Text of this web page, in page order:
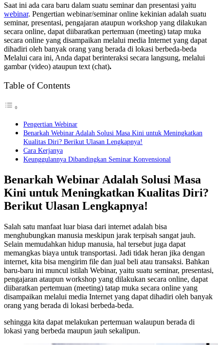
Saat ini ada cara baru dalam suatu seminar dan presentasi yaitu
webinar. Pengertian webinar/seminar online kekinian adalah suatu
seminar, presentasi, pengajaran ataupun workshop yang dilakukan
secara online, dapat diibaratkan pertemuan (meeting) tatap muka
secara online yang disampaikan melalui media Internet yang dapat
dihadiri oleh banyak orang yang berada di lokasi berbeda-beda
Melalui cara ini, Anda dapat berinteraksi secara langsung, melalui
gambar (video) ataupun text (chat).
Table of Contents
Pengertian Webinar
Benarkah Webinar Adalah Solusi Masa Kini untuk Meningkatkan
Kualitas Diri? Berikut Ulasan Lengkapnya!
Cara Kerjanya
Keunggulannya Dibandingkan Seminar Konvensional
Benarkah Webinar Adalah Solusi Masa
Kini untuk Meningkatkan Kualitas Diri?
Berikut Ulasan Lengkapnya!
Salah satu manfaat luar biasa dari internet adalah bisa
menghubungkan manusia meskipun jarak terpisah sangat jauh.
Selain memudahkan hidup manusia, hal tersebut juga dapat
memangkas biaya untuk transportasi. Jadi tidak heran jika dengan
internet, kita bisa mengirim file dan jual beli atau transaksi. Bahkan
baru-baru ini muncul istilah Webinar, yaitu suatu seminar, presentasi,
pengajaran ataupun workshop yang dilakukan secara online, dapat
diibaratkan pertemuan (meeting) tatap muka secara online yang
disampaikan melalui media Internet yang dapat dihadiri oleh banyak
orang yang berada di lokasi berbeda-beda.
sehingga kita dapat melakukan pertemuan walaupun berada di
lokasi yang berbeda maupun jauh sekalipun.